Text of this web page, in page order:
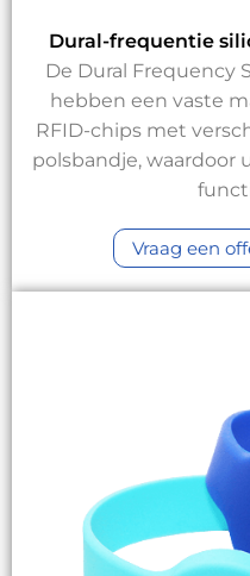
Dural-frequentie
De Dural Frequency
hebben een vaste
RFID-chips met
polsbandje, waardoor
Vraag een